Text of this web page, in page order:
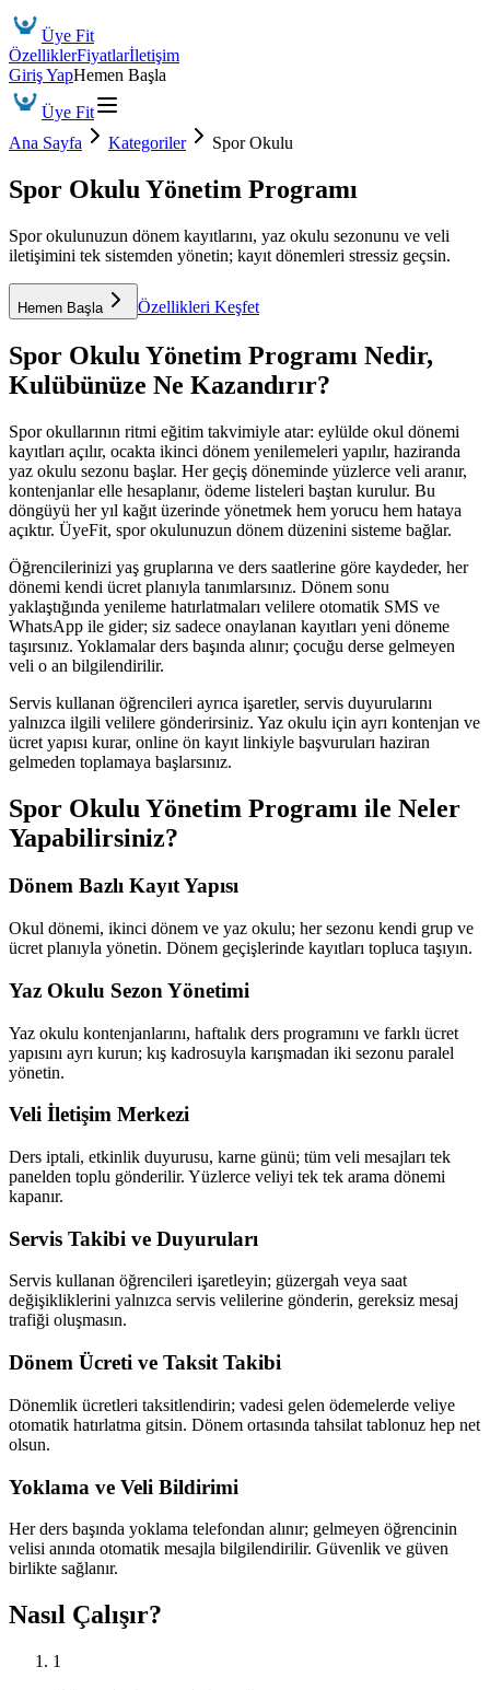
Üye Fit
ÖzelliklerFiyatlarİletişim
Giriş YapHemen Başla
Üye Fit
Ana Sayfa
Kategoriler Spor Okulu
Spor Okulu Yönetim Programı
Spor okulunuzun dönem kayıtlarını, yaz okulu sezonunu ve veli
iletişimini tek sistemden yönetin; kayıt dönemleri stressiz geçsin.
Hemen Başla Özellikleri Keşfet
Spor Okulu Yönetim Programı Nedir,
Kulübünüze Ne Kazandırır?
Spor okullarının ritmi eğitim takvimiyle atar: eylülde okul dönemi
kayıtları açılır, ocakta ikinci dönem yenilemeleri yapılır, haziranda
yaz okulu sezonu başlar. Her geçiş döneminde yüzlerce veli aranır,
kontenjanlar elle hesaplanır, ödeme listeleri baştan kurulur. Bu
döngüyü her yıl kağıt üzerinde yönetmek hem yorucu hem hataya
açıktır. ÜyeFit, spor okulunuzun dönem düzenini sisteme bağlar.
Öğrencilerinizi yaş gruplarına ve ders saatlerine göre kaydeder, her
dönemi kendi ücret planıyla tanımlarsınız. Dönem sonu
yaklaştığında yenileme hatırlatmaları velilere otomatik SMS ve
WhatsApp ile gider; siz sadece onaylanan kayıtları yeni döneme
taşırsınız. Yoklamalar ders başında alınır; çocuğu derse gelmeyen
veli o an bilgilendirilir.
Servis kullanan öğrencileri ayrıca işaretler, servis duyurularını
yalnızca ilgili velilere gönderirsiniz. Yaz okulu için ayrı kontenjan ve
ücret yapısı kurar, online ön kayıt linkiyle başvuruları haziran
gelmeden toplamaya başlarsınız.
Spor Okulu Yönetim Programı ile Neler
Yapabilirsiniz?
Dönem Bazlı Kayıt Yapısı
Okul dönemi, ikinci dönem ve yaz okulu; her sezonu kendi grup ve
ücret planıyla yönetin. Dönem geçişlerinde kayıtları topluca taşıyın.
Yaz Okulu Sezon Yönetimi
Yaz okulu kontenjanlarını, haftalık ders programını ve farklı ücret
yapısını ayrı kurun; kış kadrosuyla karışmadan iki sezonu paralel
yönetin.
Veli İletişim Merkezi
Ders iptali, etkinlik duyurusu, karne günü; tüm veli mesajları tek
panelden toplu gönderilir. Yüzlerce veliyi tek tek arama dönemi
kapanır.
Servis Takibi ve Duyuruları
Servis kullanan öğrencileri işaretleyin; güzergah veya saat
değişikliklerini yalnızca servis velilerine gönderin, gereksiz mesaj
trafiği oluşmasın.
Dönem Ücreti ve Taksit Takibi
Dönemlik ücretleri taksitlendirin; vadesi gelen ödemelerde veliye
otomatik hatırlatma gitsin. Dönem ortasında tahsilat tablonuz hep net
olsun.
Yoklama ve Veli Bildirimi
Her ders başında yoklama telefondan alınır; gelmeyen öğrencinin
velisi anında otomatik mesajla bilgilendirilir. Güvenlik ve güven
birlikte sağlanır.
Nasıl Çalışır?
1